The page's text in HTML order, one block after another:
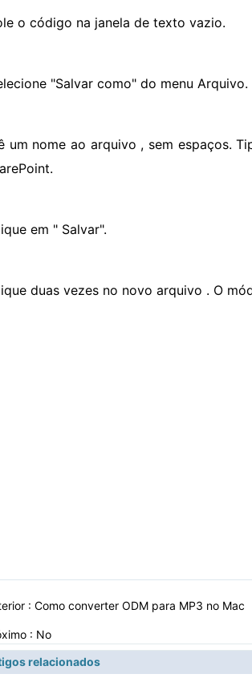
o código na janela de texto vazio.
"Salvar como" do menu Arquivo.
um nome ao arquivo , sem espaços.
em " Salvar".
duas vezes no novo arquivo . O
: Como converter ODM para MP3 no Mac
: No
relacionados